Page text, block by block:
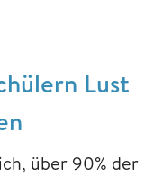
Lust
über 90% der